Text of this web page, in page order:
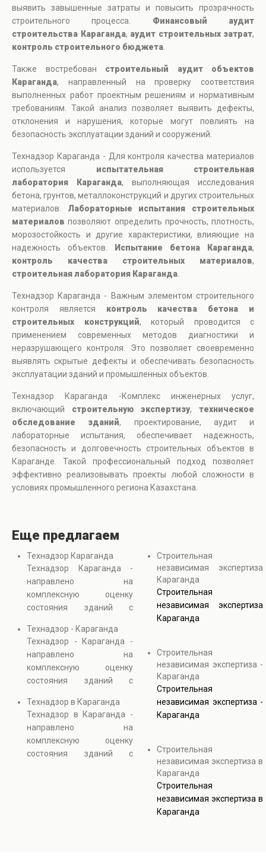
выявить завышенные затраты и повысить прозрачность
строительного процесса. Финансовый аудит
строительства Караганда, аудит строительных затрат,
контроль строительного бюджета
Также востребован строительный аудит объектов
Караганда, направленный на проверку соответствия
выполненных работ проектным решениям и нормативным
требованиям. Такой анализ позволяет выявить дефекты,
отклонения и нарушения, которые могут повлиять на
безопасность эксплуатации зданий и сооружений.
Технадзор Караганда - Для контроля качества материалов
используется испытательная строительная
лаборатория Караганда, выполняющая исследования
бетона, грунтов, металлоконструкций и других строительных
материалов. Лабораторные испытания строительных
материалов позволяют определить прочность, плотность,
морозостойкость и другие характеристики, влияющие на
надежность объектов.
Испытание бетона Караганда,
контроль качества строительных материалов,
строительная лаборатория Караганда
Технадзор Караганда - Важным элементом строительного
контроля является контроль качества бетона и
строительных конструкций, который проводится с
применением современных методов диагностики и
неразрушающего контроля. Это позволяет своевременно
выявлять скрытые дефекты и обеспечивать безопасность
эксплуатации зданий и промышленных объектов.
Технадзор Караганда -Комплекс инженерных услуг,
включающий строительную экспертизу,техническое
обследование зданий, проектирование, аудит и
лабораторные испытания, обеспечивает надежность,
безопасность и долговечность строительных объектов в
Караганде. Такой профессиональный подход позволяет
эффективно реализовывать проекты любой сложности в
условиях промышленного региона Казахстана.
Еще предлагаем
Технадзор Караганда
Технадзор Караганда -
направлено на
комплексную оценку
состояния зданий с
визуальных и
инструментальных
методов контроля. В
процессе выполняется
оценка технического
состояния зданий,
выявляются скрытые
дефекты и анализируется
прочность конструкций.
Услуга необходима при
Технадзор - Караганда
Технадзор - Караганда -
направлено на
комплексную оценку
состояния зданий с
визуальных и
инструментальных
методов контроля. В
процессе выполняется
оценка технического
Технадзор в Караганда
Технадзор в Караганда -
направлено на
комплексную оценку
состояния зданий с
Строительная
независимая экспертиза
Караганда
Строительная
независимая экспертиза
Караганда
Строительная
независимая экспертиза -
Караганда
Строительная
независимая экспертиза -
Караганда
Строительная
независимая экспертиза в
Караганда
Строительная
независимая экспертиза в
Караганда